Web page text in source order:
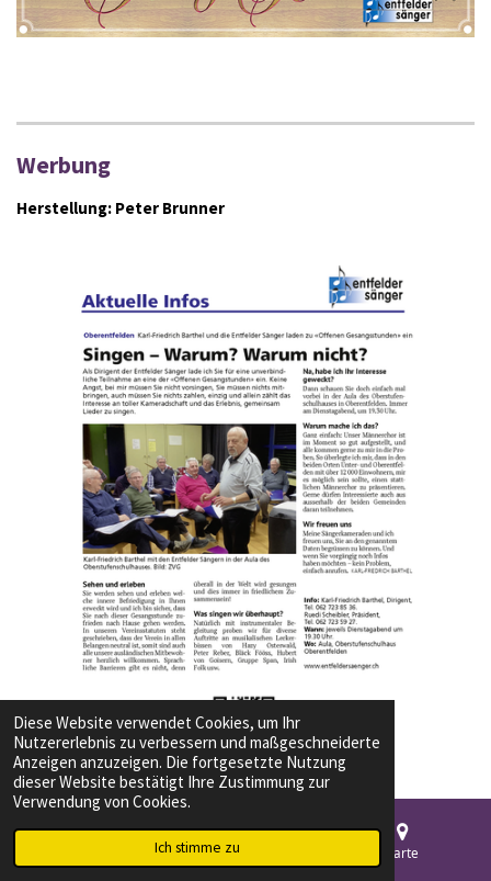
Diese Website verwendet Cookies, um Ihr
Nutzererlebnis zu verbessern und maßgeschneiderte
Anzeigen anzuzeigen. Die fortgesetzte Nutzung
dieser Website bestätigt Ihre Zustimmung zur
Verwendung von Cookies.
Ich stimme zu
Werbung
Herstellung: Peter Brunner
Telefon Karte